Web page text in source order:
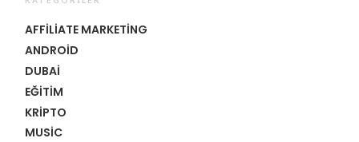
AFFILIATE MARKETING
ANDROID
DUBAI
EĞITIM
KRIPTO
MUSIC